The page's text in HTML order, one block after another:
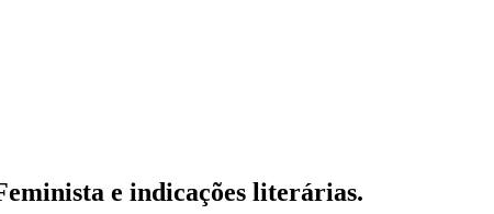
e indicações literárias.